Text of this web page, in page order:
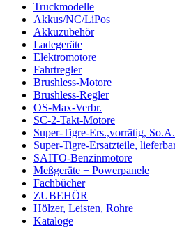
Truckmodelle
Akkus/NC/LiPos
Akkuzubehör
Ladegeräte
Elektromotore
Fahrtregler
Brushless-Motore
Brushless-Regler
OS-Max-Verbr.
SC-2-Takt-Motore
Super-Tigre-Ers.,vorrätig, So.A.
Super-Tigre-Ersatzteile,
SAITO-Benzinmotore
Meßgeräte + Powerpanele
Fachbücher
ZUBEHÖR
Hölzer, Leisten, Rohre
Kataloge